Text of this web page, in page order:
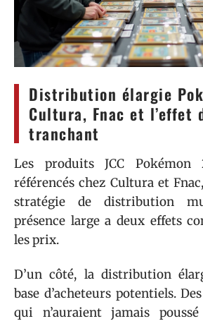
Distribution élargie
Cultura, Fnac et l’effet
tranchant
Les produits JCC Pokémon
référencés chez Cultura et
stratégie de distribution
présence large a deux effets
les prix.
D’un côté, la distribution
base d’acheteurs potentiels.
qui n’auraient jamais